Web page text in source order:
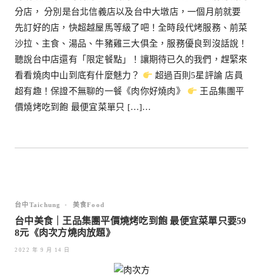
分店， 分別是台北信義店以及台中大墩店，一個月前就要
先訂好的店，快超越屋馬等級了吧！全時段代烤服務、前菜
沙拉、主食、湯品、牛豬雞三大俱全，服務優良到沒話說！
聽說台中店還有「限定餐點」！讓期待已久的我們，趕緊來
看看燒肉中山到底有什麼魅力？
超過百則5星評論 店員
超有趣！保證不無聊的一餐《肉你好燒肉》
王品集團平
價燒烤吃到飽 最便宜菜單只 […]…
台中Taichung • 美食Food
台中美食｜王品集團平價燒烤吃到飽 最便宜菜單只要59
8元《肉次方燒肉放題》
2022 年 9 月 14 日